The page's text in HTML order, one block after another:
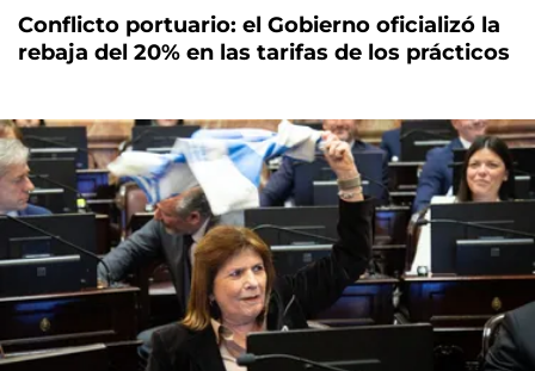
Conflicto portuario: el Gobierno oficializó la
rebaja del 20% en las tarifas de los prácticos